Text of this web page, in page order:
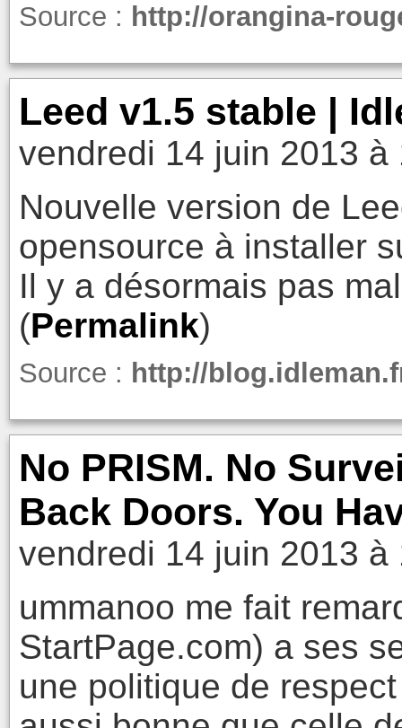
Source : http://orangina-
Leed v1.5 stable |
vendredi 14 juin 2013 à
Nouvelle version de
opensource à installer
Il y a désormais pas
(Permalink)
Source : http://
No PRISM. No
Back Doors. You
vendredi 14 juin 2013 à
ummanoo me fait
StartPage.com) a ses
une politique de